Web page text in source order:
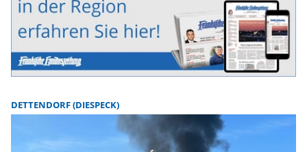
DETTENDORF (DIESPECK)